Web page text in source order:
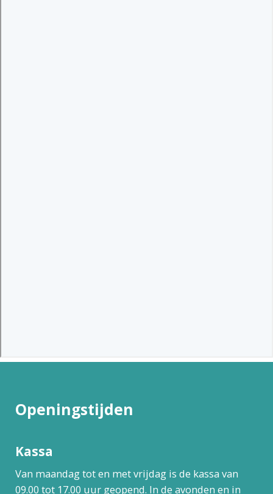
Openingstijden
Kassa
Van maandag tot en met vrijdag is de kassa van
09.00 tot 17.00 uur geopend. In de avonden en in